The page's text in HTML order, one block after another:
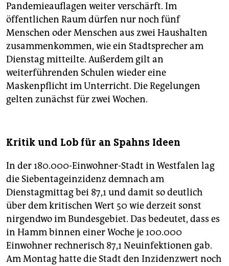
Pandemieauflagen weiter verschärft. Im
öffentlichen Raum dürfen nur noch fünf
Menschen oder Menschen aus zwei Haushalten
zusammenkommen, wie ein Stadtsprecher am
Dienstag mitteilte. Außerdem gilt an
weiterführenden Schulen wieder eine
Maskenpflicht im Unterricht. Die Regelungen
gelten zunächst für zwei Wochen.
Kritik und Lob für an Spahns Ideen
In der 180.000-Einwohner-Stadt in Westfalen lag
die Siebentageinzidenz demnach am
Dienstagmittag bei 87,1 und damit so deutlich
über dem kritischen Wert 50 wie derzeit sonst
nirgendwo im Bundesgebiet. Das bedeutet, dass es
in Hamm binnen einer Woche je 100.000
Einwohner rechnerisch 87,1 Neuinfektionen gab.
Am Montag hatte die Stadt den Inzidenzwert noch